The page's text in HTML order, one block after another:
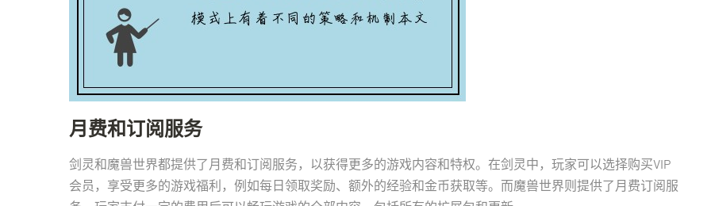
月费和订阅服务
剑灵和魔兽世界都提供了月费和订阅服务，以获得更多的游戏内容和特权。在剑灵中，玩家可以选择购买VIP
会员，享受更多的游戏福利，例如每日领取奖励、额外的经验和金币获取等。而魔兽世界则提供了月费订阅服